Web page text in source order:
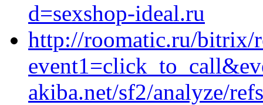
d=sexshop-ideal.ru
http://roomatic.ru/bitrix/
akiba.net/sf2/analyze/